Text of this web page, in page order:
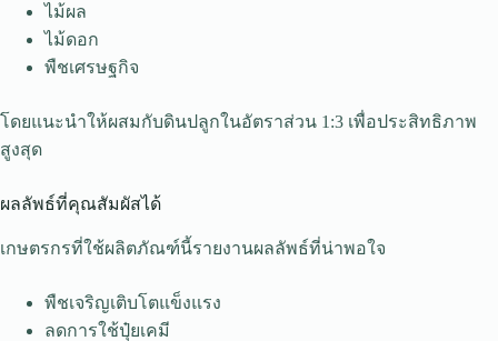
ไม้ผล
ไม้ดอก
พืชเศรษฐกิจ
โดยแนะนำให้ผสมกับดินปลูกในอัตราส่วน 1:3 เพื่อประสิทธิภาพ
สูงสุด
ผลลัพธ์ที่คุณสัมผัสได้
เกษตรกรที่ใช้ผลิตภัณฑ์นี้รายงานผลลัพธ์ที่น่าพอใจ
พืชเจริญเติบโตแข็งแรง
ลดการใช้ปุ๋ยเคมี